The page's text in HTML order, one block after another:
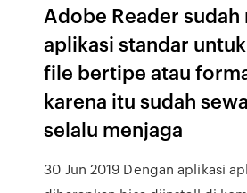
Adobe Reader sudah
aplikasi standar
file bertipe atau
karena itu sudah
selalu menjaga
30 Jun 2019 Dengan aplikasi